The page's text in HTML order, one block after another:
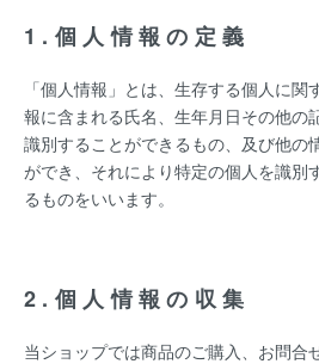
1.個人情報の定義
「個人情報」とは、生存する個人に
報に含まれる氏名、生年月日その他の
識別することができるもの、及び他の
ができ、それにより特定の個人を識別
るものをいいます。
2.個人情報の収集
当ショップでは商品のご購入、お問合